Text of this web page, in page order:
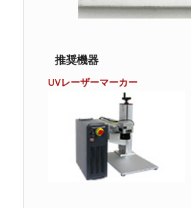
推奨機器
UVレーザーマーカー